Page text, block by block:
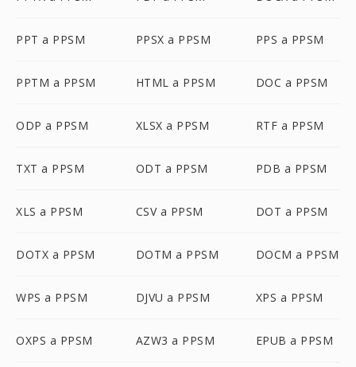
PPT a PPSM PPSX a PPSM PPS a PPSM
PPTM a PPSM HTML a PPSM DOC a PPSM
ODP a PPSM XLSX a PPSM RTF a PPSM
TXT a PPSM ODT a PPSM PDB a PPSM
XLS a PPSM CSV a PPSM DOT a PPSM
DOTX a PPSM DOTM a PPSM DOCM a PPSM
WPS a PPSM DJVU a PPSM XPS a PPSM
OXPS a PPSM AZW3 a PPSM EPUB a PPSM